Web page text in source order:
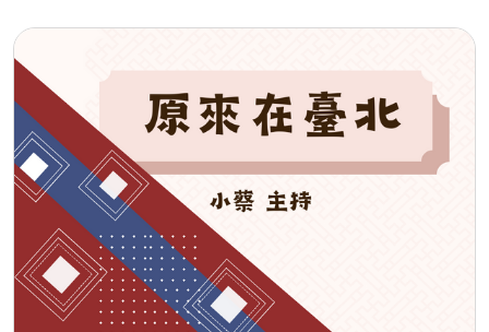
2013年入圍「綜合節目獎」及「綜合節目主持人獎」
2018年入圍「綜合節目獎」及「綜合節目主持人獎」
(2)獲獎紀錄：
2013年榮獲「第48屆廣播金鐘獎-綜合類節目獎」
2018年榮獲「第53屆廣播金鐘獎-綜合節目主持人獎」